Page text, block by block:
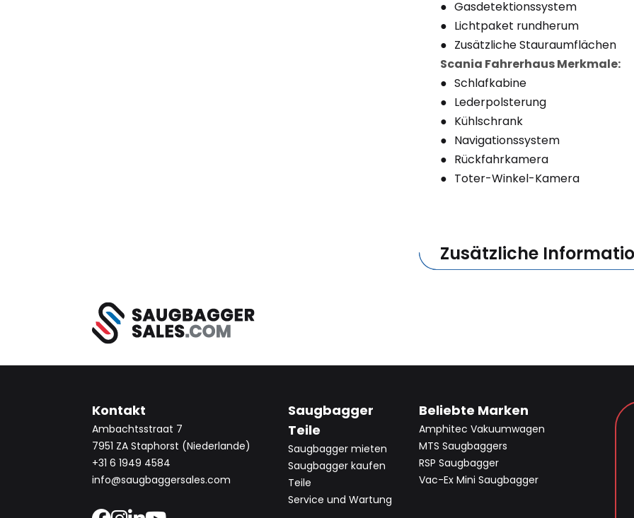
Gasdetektionssystem
Lichtpaket rundherum
Zusätzliche Stauraumflächen
Scania Fahrerhaus Merkmale:
Schlafkabine
Lederpolsterung
Kühlschrank
Navigationssystem
Rückfahrkamera
Toter-Winkel-Kamera
Zusätzliche
Kontakt
Ambachtsstraat 7
7951 ZA Staphorst (Niederlande)
+31 6 1949 4584
info@saugbaggersales.com
Saugbagger
Teile
Saugbagger mieten
Saugbagger kaufen
Teile
Service und Wartung
Beliebte Marken
Amphitec Vakuumwagen
MTS Saugbaggers
RSP Saugbagger
Vac-Ex Mini Saugbagger